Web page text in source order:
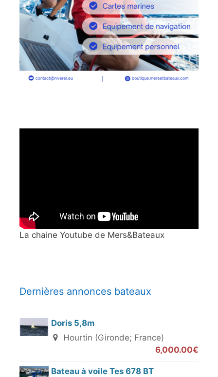
La chaine Youtube de Mers&Bateaux
Dernières annonces bateaux
Doris 5,8m
Hourtin (Gironde; France)
6,000.00€
Bateau à voile Tes 678 BT